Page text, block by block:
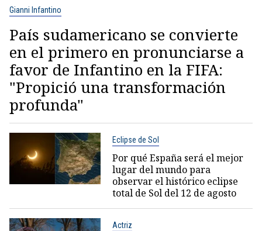
Gianni Infantino
País sudamericano se convierte
en el primero en pronunciarse a
favor de Infantino en la FIFA:
"Propició una transformación
profunda"
Eclipse de Sol
Por qué España será el mejor
lugar del mundo para
observar el histórico eclipse
total de Sol del 12 de agosto
Actriz